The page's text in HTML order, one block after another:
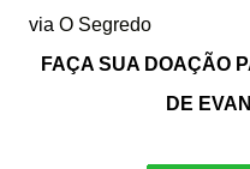
via O Segredo
FAÇA SUA DOAÇÃO
DE